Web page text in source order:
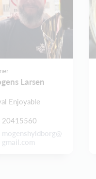
Larsen
Enjoyable
20415560
mogenshyldborg@
gmail.com